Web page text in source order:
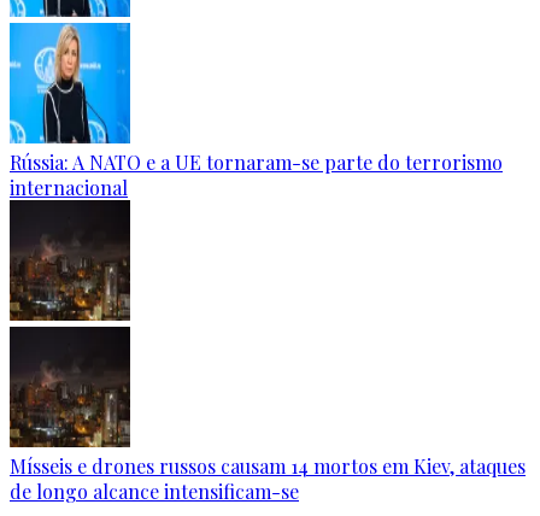
Rússia: A NATO e a UE tornaram-se parte do terrorismo
internacional
Mísseis e drones russos causam 14 mortos em Kiev, ataques
de longo alcance intensificam-se